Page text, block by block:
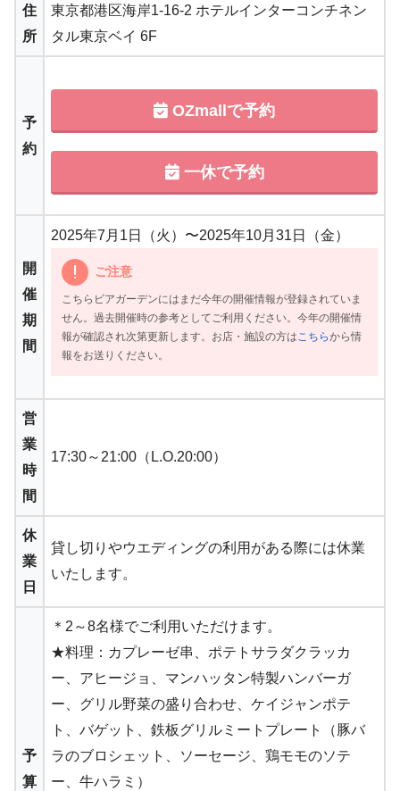
住
所
東京都港区海岸1-16-2 ホテルインターコンチネン
タル東京ベイ 6F
予
約
OZmallで予約
一休で予約
開
催
期
間
2025年7月1日（火）〜2025年10月31日（金）
ご注意
こちらビアガーデンにはまだ今年の開催情報が登録されていま
せん。過去開催時の参考としてご利用ください。今年の開催情
報が確認され次第更新します。お店・施設の方はこちらから情
報をお送りください。
営
業
時
間
17:30～21:00（L.O.20:00）
休
業
日
貸し切りやウエディングの利用がある際には休業
いたします。
予
算
＊2～8名様でご利用いただけます。
★料理：カプレーゼ串、ポテトサラダクラッカ
ー、アヒージョ、マンハッタン特製ハンバーガ
ー、グリル野菜の盛り合わせ、ケイジャンポテ
ト、バゲット、鉄板グリルミートプレート（豚バ
ラのブロシェット、ソーセージ、鶏モモのソテ
ー、牛ハラミ）